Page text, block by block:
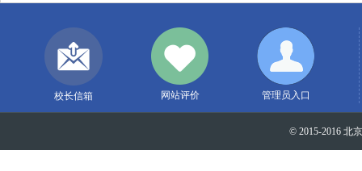
校长信箱 网站评价 管理员入口
© 2015-2016